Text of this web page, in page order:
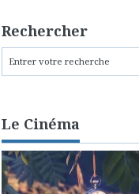
Rechercher
Le Cinéma